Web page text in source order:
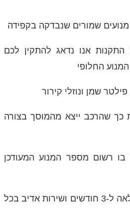
שמורים שנבדקה בקפידה
התקנות אנו נדאג להתקין לכם
החלופי
שמן ונוזלי קירור
כך שהרכב ייצא מהמוסך בצורה
רשום מספר המנוע המעודכן
נעניק לכם אחריות מלאה ל-3 חודשים ושירות אדיב בכל